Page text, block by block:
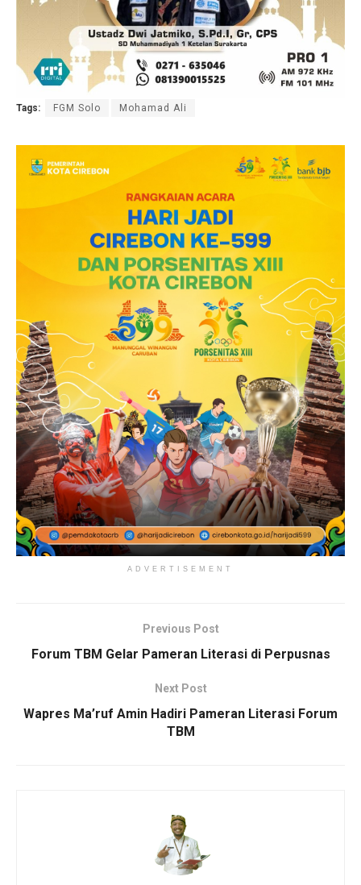
Tags: FGM Solo Mohamad Ali
ADVERTISEMENT
Previous Post
Forum TBM Gelar Pameran Literasi di Perpusnas
Next Post
Wapres Ma’ruf Amin Hadiri Pameran Literasi Forum
TBM